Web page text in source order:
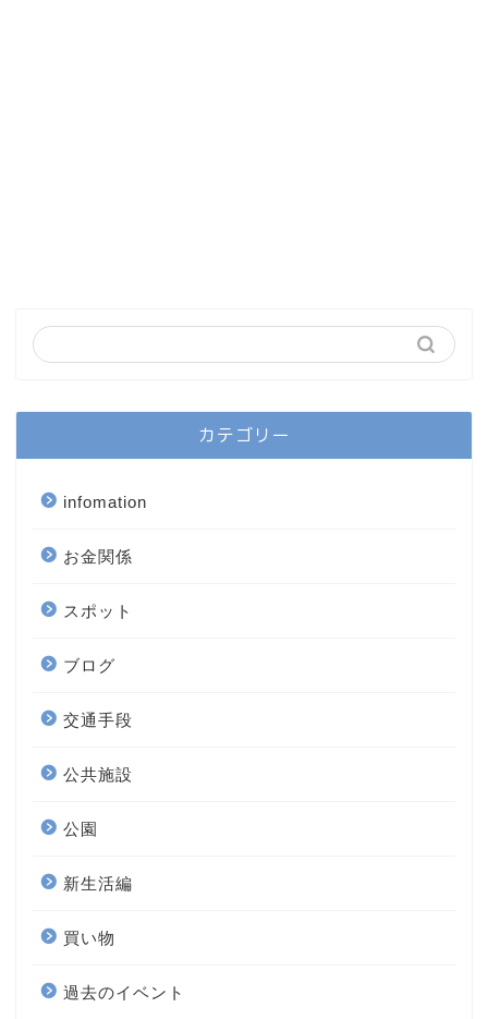
カテゴリー
infomation
お金関係
スポット
ブログ
交通手段
公共施設
公園
新生活編
買い物
過去のイベント